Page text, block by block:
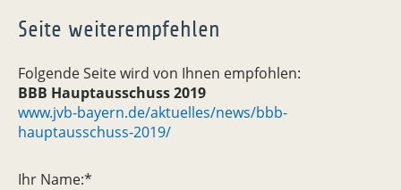
Seite weiterempfehlen
Folgende Seite wird von Ihnen empfohlen:
BBB Hauptausschuss 2019
www.jvb-bayern.de/aktuelles/news/bbb-
hauptausschuss-2019/
Ihr Name:*